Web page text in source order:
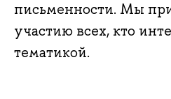
письменности. Мы
участию всех, кто
тематикой.